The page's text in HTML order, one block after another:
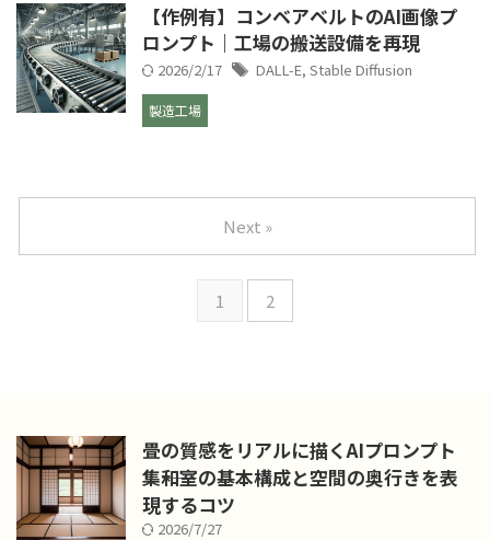
【作例有】コンベアベルトのAI画像プ
ロンプト｜工場の搬送設備を再現
2026/2/17 DALL-E, Stable Diffusion
製造工場
1 2
Next »
畳の質感をリアルに描くAIプロンプト
集――和室の基本構成と空間の奥行きを表
現するコツ
2026/7/27